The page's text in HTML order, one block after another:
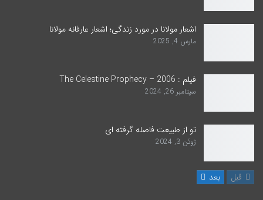
اشعار مولانا در مورد زندگی؛ اشعار عارفانه مولانا
مارس 4, 2025
فیلم : The Celestine Prophecy – 2006
سپتامبر 26, 2024
تو از طبیعت فاصله گرفته ای
ژوئن 3, 2024
قبل بعد